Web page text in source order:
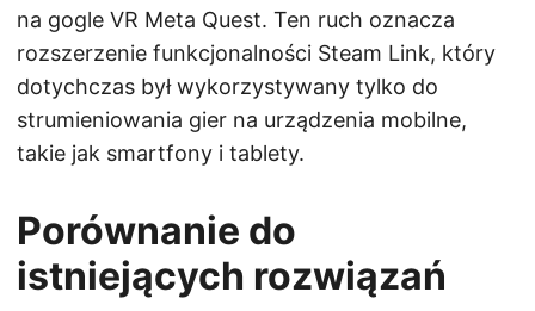
na gogle VR Meta Quest. Ten ruch oznacza
rozszerzenie funkcjonalności Steam Link, który
dotychczas był wykorzystywany tylko do
strumieniowania gier na urządzenia mobilne,
takie jak smartfony i tablety.
Porównanie do
istniejących rozwiązań